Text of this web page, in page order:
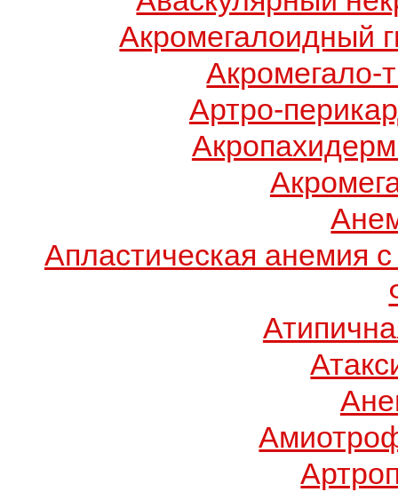
Акромегалоидный
Акромегало-
Артро-
Апластическая анемия